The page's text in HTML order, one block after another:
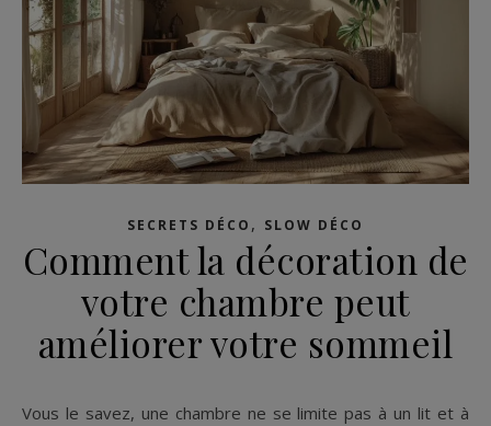
SECRETS DÉCO , SLOW DÉCO
Comment la décoration de
votre chambre peut
améliorer votre sommeil
Vous le savez, une chambre ne se limite pas à un lit et à